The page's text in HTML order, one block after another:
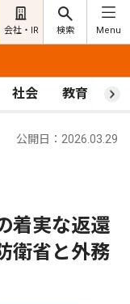
会社・IR 検索 Menu
社会 教育 ス
公開日：2026.03.29
着実な返還
衛省と外務